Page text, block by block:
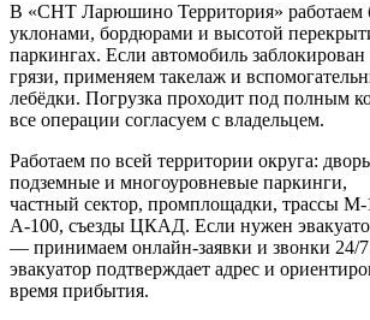
В «СНТ Ларюшино Территория» работаем
уклонами, бордюрами и высотой
паркингах. Если автомобиль заблокирован
грязи, применяем такелаж и
лебёдки. Погрузка проходит под полным
все операции согласуем с владельцем.
Работаем по всей территории округа:
подземные и многоуровневые паркинги,
частный сектор, промплощадки, трассы
А‑100, съезды ЦКАД. Если нужен
— принимаем онлайн-заявки и звонки 24/
эвакуатор подтверждает адрес и
время прибытия.